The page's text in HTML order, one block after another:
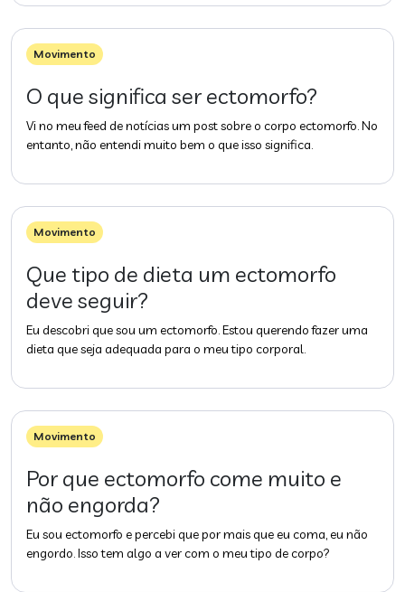
Movimento
O que significa ser ectomorfo?
Vi no meu feed de notícias um post sobre o corpo ectomorfo. No
entanto, não entendi muito bem o que isso significa.
Movimento
Que tipo de dieta um ectomorfo
deve seguir?
Eu descobri que sou um ectomorfo. Estou querendo fazer uma
dieta que seja adequada para o meu tipo corporal.
Movimento
Por que ectomorfo come muito e
não engorda?
Eu sou ectomorfo e percebi que por mais que eu coma, eu não
engordo. Isso tem algo a ver com o meu tipo de corpo?